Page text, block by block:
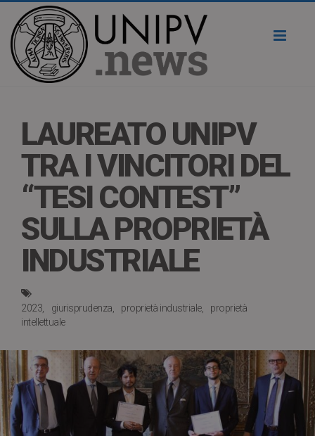
LAUREATO UNIPV
TRA I VINCITORI DEL
“TESI CONTEST”
SULLA PROPRIETÀ
INDUSTRIALE
2023 giurisprudenza proprietà industriale
proprietà
intellettuale